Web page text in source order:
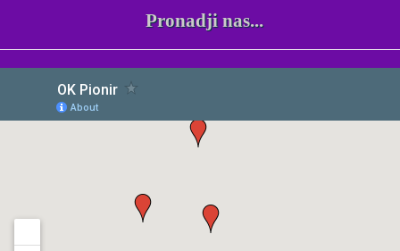
Pronadji nas...